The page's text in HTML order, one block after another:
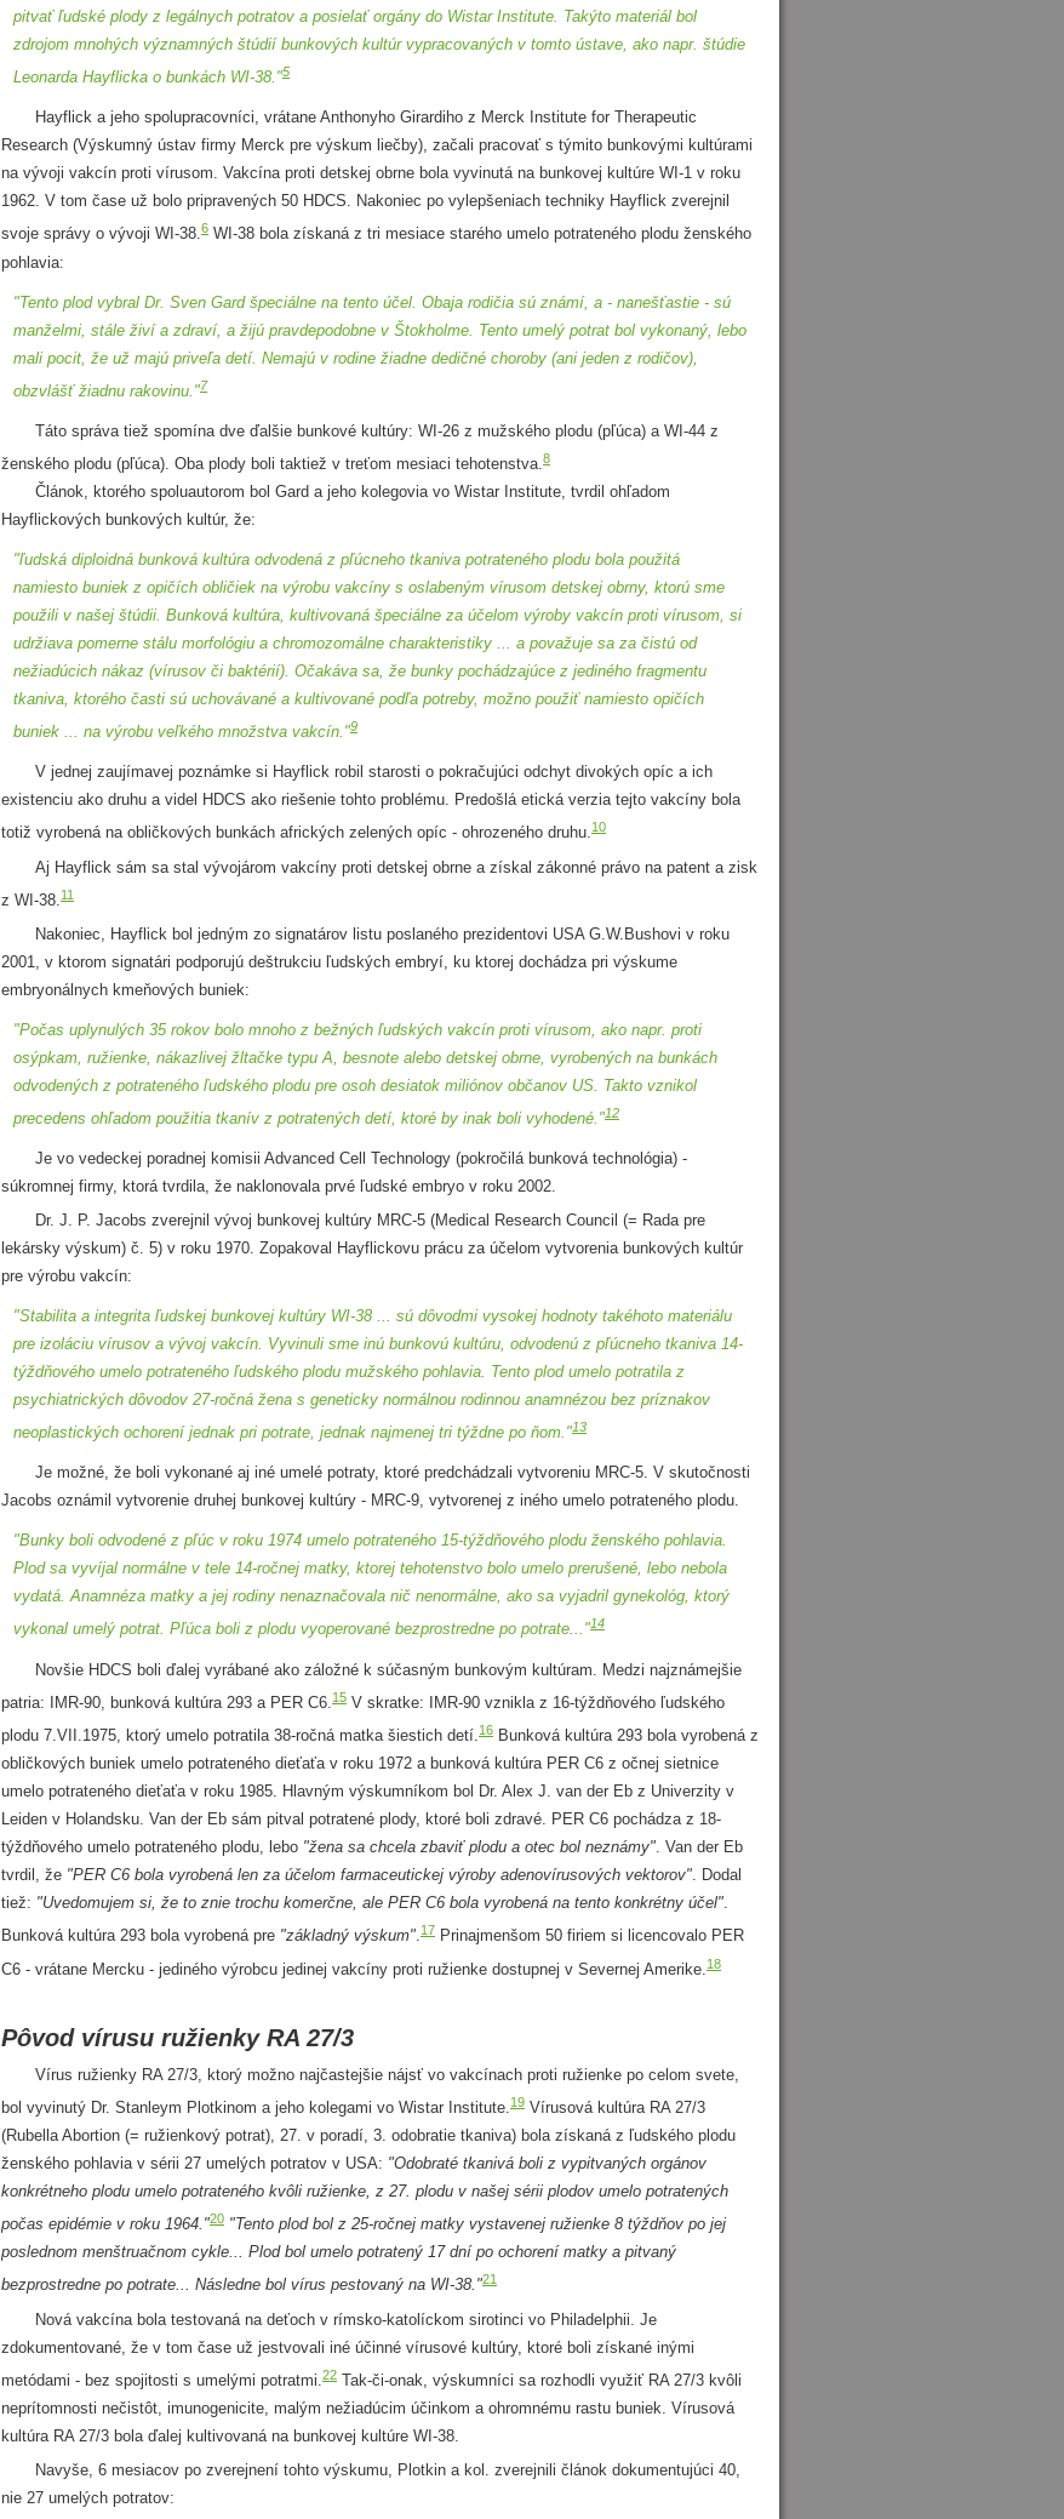
pitvať ľudské plody z legálnych potratov a posielať orgány do Wistar Institute. Takýto materiál bol
zdrojom mnohých významných štúdií bunkových kultúr vypracovaných v tomto ústave, ako napr. štúdie
Leonarda Hayflicka o bunkách WI-38."5
Hayflick a jeho spolupracovníci, vrátane Anthonyho Girardiho z Merck Institute for Therapeutic
Research (Výskumný ústav firmy Merck pre výskum liečby), začali pracovať s týmito bunkovými kultúrami
na vývoji vakcín proti vírusom. Vakcína proti detskej obrne bola vyvinutá na bunkovej kultúre WI-1 v roku
1962. V tom čase už bolo pripravených 50 HDCS. Nakoniec po vylepšeniach techniky Hayflick zverejnil
svoje správy o vývoji WI-38.6 WI-38 bola získaná z tri mesiace starého umelo potrateného plodu ženského
pohlavia:
"Tento plod vybral Dr. Sven Gard špeciálne na tento účel. Obaja rodičia sú známí, a - nanešťastie - sú
manželmi, stále živí a zdraví, a žijú pravdepodobne v Štokholme. Tento umelý potrat bol vykonaný, lebo
mali pocit, že už majú priveľa detí. Nemajú v rodine žiadne dedičné choroby (ani jeden z rodičov),
obzvlášť žiadnu rakovinu."7
Táto správa tiež spomína dve ďalšie bunkové kultúry: WI-26 z mužského plodu (pľúca) a WI-44 z
ženského plodu (pľúca). Oba plody boli taktiež v treťom mesiaci tehotenstva.8
Článok, ktorého spoluautorom bol Gard a jeho kolegovia vo Wistar Institute, tvrdil ohľadom
Hayflickových bunkových kultúr, že:
"ľudská diploidná bunková kultúra odvodená z pľúcneho tkaniva potrateného plodu bola použitá
namiesto buniek z opičích obličiek na výrobu vakcíny s oslabeným vírusom detskej obrny, ktorú sme
použili v našej štúdii. Bunková kultúra, kultivovaná špeciálne za účelom výroby vakcín proti vírusom, si
udržiava pomerne stálu morfológiu a chromozomálne charakteristiky ... a považuje sa za čistú od
nežiadúcich nákaz (vírusov či baktérií). Očakáva sa, že bunky pochádzajúce z jediného fragmentu
tkaniva, ktorého časti sú uchovávané a kultivované podľa potreby, možno použiť namiesto opičích
buniek ... na výrobu veľkého množstva vakcín."9
V jednej zaujímavej poznámke si Hayflick robil starosti o pokračujúci odchyt divokých opíc a ich
existenciu ako druhu a videl HDCS ako riešenie tohto problému. Predošlá etická verzia tejto vakcíny bola
totiž vyrobená na obličkových bunkách afrických zelených opíc - ohrozeného druhu.10
Aj Hayflick sám sa stal vývojárom vakcíny proti detskej obrne a získal zákonné právo na patent a zisk
z WI-38. 11
Nakoniec, Hayflick bol jedným zo signatárov listu poslaného prezidentovi USA G.W.Bushovi v roku
2001, v ktorom signatári podporujú deštrukciu ľudských embryí, ku ktorej dochádza pri výskume
embryonálnych kmeňových buniek:
"Počas uplynulých 35 rokov bolo mnoho z bežných ľudských vakcín proti vírusom, ako napr. proti
osýpkam, ružienke, nákazlivej žltačke typu A, besnote alebo detskej obrne, vyrobených na bunkách
odvodených z potrateného ľudského plodu pre osoh desiatok miliónov občanov US. Takto vznikol
precedens ohľadom použitia tkanív z potratených detí, ktoré by inak boli vyhodené."12
Je vo vedeckej poradnej komisii Advanced Cell Technology (pokročilá bunková technológia) -
súkromnej firmy, ktorá tvrdila, že naklonovala prvé ľudské embryo v roku 2002.
Dr. J. P. Jacobs zverejnil vývoj bunkovej kultúry MRC-5 (Medical Research Council (= Rada pre
lekársky výskum) č. 5) v roku 1970. Zopakoval Hayflickovu prácu za účelom vytvorenia bunkových kultúr
pre výrobu vakcín:
"Stabilita a integrita ľudskej bunkovej kultúry WI-38 ... sú dôvodmi vysokej hodnoty takéhoto materiálu
pre izoláciu vírusov a vývoj vakcín. Vyvinuli sme inú bunkovú kultúru, odvodenú z pľúcneho tkaniva 14-
týždňového umelo potrateného ľudského plodu mužského pohlavia. Tento plod umelo potratila z
psychiatrických dôvodov 27-ročná žena s geneticky normálnou rodinnou anamnézou bez príznakov
neoplastických ochorení jednak pri potrate, jednak najmenej tri týždne po ňom."13
Je možné, že boli vykonané aj iné umelé potraty, ktoré predchádzali vytvoreniu MRC-5. V skutočnosti
Jacobs oznámil vytvorenie druhej bunkovej kultúry - MRC-9, vytvorenej z iného umelo potrateného plodu.
"Bunky boli odvodené z pľúc v roku 1974 umelo potrateného 15-týždňového plodu ženského pohlavia.
Plod sa vyvíjal normálne v tele 14-ročnej matky, ktorej tehotenstvo bolo umelo prerušené, lebo nebola
vydatá. Anamnéza matky a jej rodiny nenaznačovala nič nenormálne, ako sa vyjadril gynekológ, ktorý
vykonal umelý potrat. Pľúca boli z plodu vyoperované bezprostredne po potrate..."14
Novšie HDCS boli ďalej vyrábané ako záložné k súčasným bunkovým kultúram. Medzi najznámejšie
patria: IMR-90, bunková kultúra 293 a PER C6. 15 V skratke: IMR-90 vznikla z 16-týždňového ľudského
plodu 7.VII.1975, ktorý umelo potratila 38-ročná matka šiestich detí.16 Bunková kultúra 293 bola vyrobená z
obličkových buniek umelo potrateného dieťaťa v roku 1972 a bunková kultúra PER C6 z očnej sietnice
umelo potrateného dieťaťa v roku 1985. Hlavným výskumníkom bol Dr. Alex J. van der Eb z Univerzity v
Leiden v Holandsku. Van der Eb sám pitval potratené plody, ktoré boli zdravé. PER C6 pochádza z 18-
týždňového umelo potrateného plodu, lebo "žena sa chcela zbaviť plodu a otec bol neznámy". Van der Eb
tvrdil, že "PER C6 bola vyrobená len za účelom farmaceutickej výroby adenovírusových vektorov". Dodal
tiež: "Uvedomujem si, že to znie trochu komerčne, ale PER C6 bola vyrobená na tento konkrétny účel".
Bunková kultúra 293 bola vyrobená pre "základný výskum".17 Prinajmenšom 50 firiem si licencovalo PER
C6 - vrátane Mercku - jediného výrobcu jedinej vakcíny proti ružienke dostupnej v Severnej Amerike. 18
Pôvod vírusu ružienky RA 27/3
Vírus ružienky RA 27/3, ktorý možno najčastejšie nájsť vo vakcínach proti ružienke po celom svete,
bol vyvinutý Dr. Stanleym Plotkinom a jeho kolegami vo Wistar Institute.19 Vírusová kultúra RA 27/3
(Rubella Abortion (= ružienkový potrat), 27. v poradí, 3. odobratie tkaniva) bola získaná z ľudského plodu
ženského pohlavia v sérii 27 umelých potratov v USA: "Odobraté tkanivá boli z vypitvaných orgánov
konkrétneho plodu umelo potrateného kvôli ružienke, z 27. plodu v našej sérii plodov umelo potratených
počas epidémie v roku 1964."20 "Tento plod bol z 25-ročnej matky vystavenej ružienke 8 týždňov po jej
poslednom menštruačnom cykle... Plod bol umelo potratený 17 dní po ochorení matky a pitvaný
bezprostredne po potrate... Následne bol vírus pestovaný na WI-38."21
Nová vakcína bola testovaná na deťoch v rímsko-katolíckom sirotinci vo Philadelphii. Je
zdokumentované, že v tom čase už jestvovali iné účinné vírusové kultúry, ktoré boli získané inými
metódami - bez spojitosti s umelými potratmi. 22 Tak-či-onak, výskumníci sa rozhodli využiť RA 27/3 kvôli
neprítomnosti nečistôt, imunogenicite, malým nežiadúcim účinkom a ohromnému rastu buniek. Vírusová
kultúra RA 27/3 bola ďalej kultivovaná na bunkovej kultúre WI-38.
Navyše, 6 mesiacov po zverejnení tohto výskumu, Plotkin a kol. zverejnili článok dokumentujúci 40,
nie 27 umelých potratov: